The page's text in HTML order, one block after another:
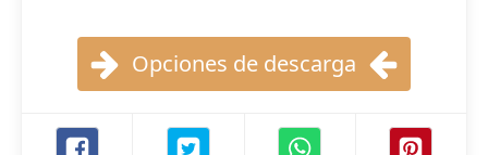
Opciones de descarga